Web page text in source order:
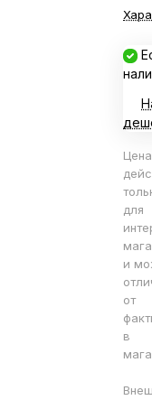
Цена
для
и
от
в